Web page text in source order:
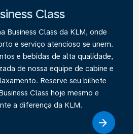
Class
Business Class da KLM, onde
e serviço atencioso se unem.
e bebidas de alta qualidade,
de nossa equipe de cabine e
Reserve seu bilhete
Class hoje mesmo e
a diferença da KLM.